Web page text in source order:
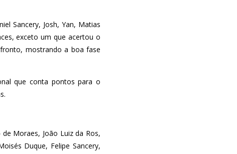
Sancery, Josh, Yan, Matias
exceto um que acertou o
mostrando a boa fase
que conta pontos para o
Moraes, João Luiz da Ros,
Duque, Felipe Sancery,